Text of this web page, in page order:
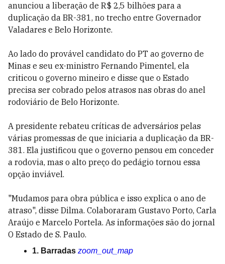
anunciou a liberação de R$ 2,5 bilhões para a
duplicação da BR-381, no trecho entre Governador
Valadares e Belo Horizonte.
Ao lado do provável candidato do PT ao governo de
Minas e seu ex-ministro Fernando Pimentel, ela
criticou o governo mineiro e disse que o Estado
precisa ser cobrado pelos atrasos nas obras do anel
rodoviário de Belo Horizonte.
A presidente rebateu críticas de adversários pelas
várias promessas de que iniciaria a duplicação da BR-
381. Ela justificou que o governo pensou em conceder
a rodovia, mas o alto preço do pedágio tornou essa
opção inviável.
"Mudamos para obra pública e isso explica o ano de
atraso", disse Dilma. Colaboraram Gustavo Porto, Carla
Araújo e Marcelo Portela. As informações são do jornal
O Estado de S. Paulo.
1. Barradas zoom_out_map